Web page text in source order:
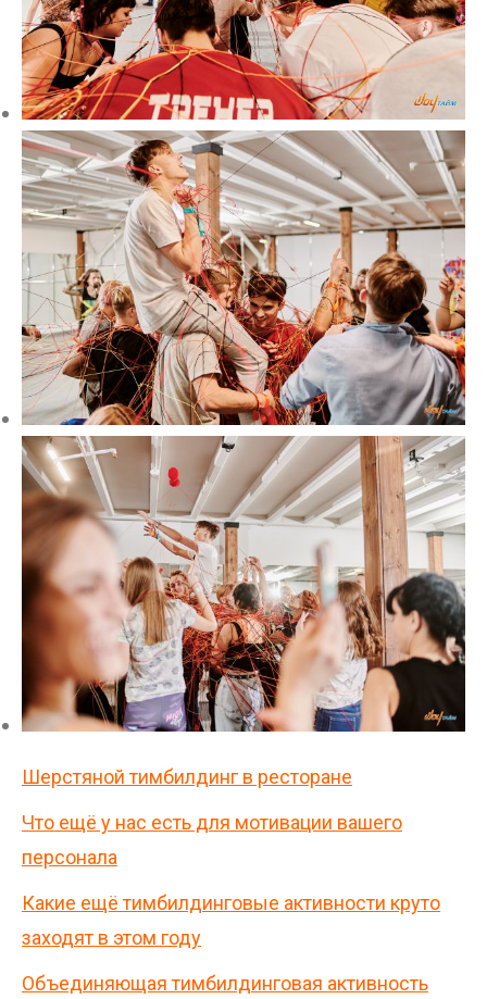
Шерстяной тимбилдинг в ресторане
Что ещё у нас есть для мотивации вашего
персонала
Какие ещё тимбилдинговые активности круто
заходят в этом году
Объединяющая тимбилдинговая активность